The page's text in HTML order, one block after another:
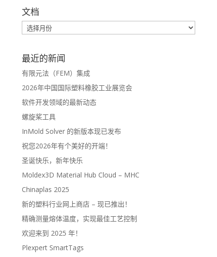
文档
最近的新闻
有限元法（FEM）集成
2026年中国国际塑料橡胶工业展览会
软件开发领域的最新动态
螺旋桨工具
InMold Solver 的新版本现已发布
祝您2026年有个美好的开端！
圣诞快乐，新年快乐
Moldex3D Material Hub Cloud – MHC
Chinaplas 2025
新的塑料行业网上商店 – 现已推出！
精确测量熔体温度，实现最佳工艺控制
欢迎来到 2025 年！
Plexpert SmartTags